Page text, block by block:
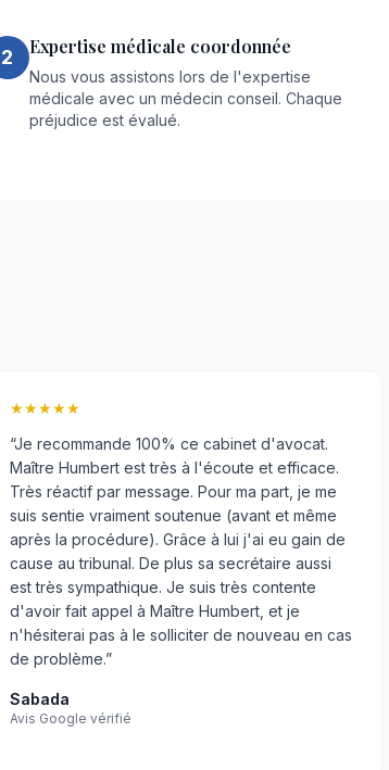
2 Expertise médicale coordonnée
Nous vous assistons lors de l'expertise
médicale avec un médecin conseil. Chaque
préjudice est évalué.
★★★★★
“Je recommande 100% ce cabinet d'avocat.
Maître Humbert est très à l'écoute et efficace.
Très réactif par message. Pour ma part, je me
suis sentie vraiment soutenue (avant et même
après la procédure). Grâce à lui j'ai eu gain de
cause au tribunal. De plus sa secrétaire aussi
est très sympathique. Je suis très contente
d'avoir fait appel à Maître Humbert, et je
n'hésiterai pas à le solliciter de nouveau en cas
de problème.”
Sabada
Avis Google vérifié